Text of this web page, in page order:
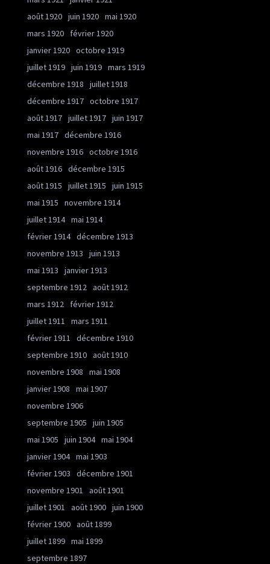
août 1920 juin 1920 mai 1920
mars 1920
février 1920
janvier 1920 octobre 1919
juillet 1919 juin 1919 mars 1919
décembre 1918
juillet 1918
décembre 1917 octobre 1917
août 1917 juillet 1917 juin 1917
mai 1917 décembre 1916
novembre 1916 octobre 1916
août 1916 décembre 1915
août 1915
juillet 1915
juin 1915
mai 1915
novembre 1914
juillet 1914 mai 1914
février 1914 décembre 1913
novembre 1913
juin 1913
mai 1913
janvier 1913
septembre 1912 août 1912
mars 1912
février 1912
juillet 1911
mars 1911
février 1911
décembre 1910
septembre 1910 août 1910
novembre 1908
mai 1908
janvier 1908
mai 1907
novembre 1906
septembre 1905
juin 1905
mai 1905
juin 1904 mai 1904
janvier 1904 mai 1903
février 1903
décembre 1901
novembre 1901
août 1901
juillet 1901
août 1900 juin 1900
février 1900 août 1899
juillet 1899 mai 1899
septembre 1897